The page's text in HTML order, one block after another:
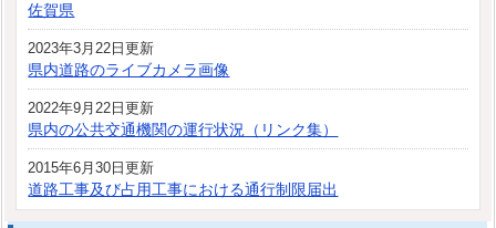
佐賀県
2023年3月22日更新
県内道路のライブカメラ画像
2022年9月22日更新
県内の公共交通機関の運行状況（リンク集）
2015年6月30日更新
道路工事及び占用工事における通行制限届出